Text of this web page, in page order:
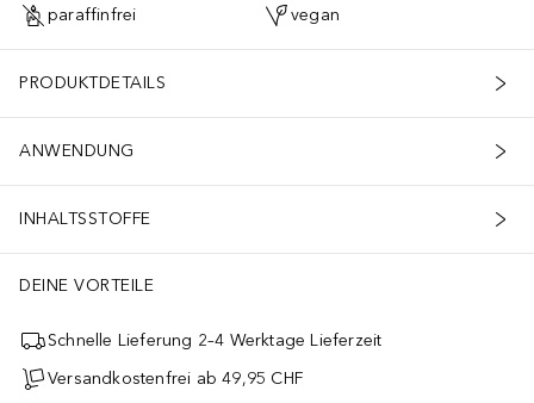
paraffinfrei vegan
PRODUKTDETAILS
ANWENDUNG
INHALTSSTOFFE
DEINE VORTEILE
Schnelle Lieferung 2–4 Werktage Lieferzeit
Versandkostenfrei ab 49,95 CHF